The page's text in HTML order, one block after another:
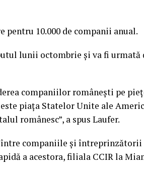
pentru 10.000 de companii anual.
lunii octombrie şi va fi urmată
companiilor româneşti pe
piaţa Statelor Unite ale
românesc”, a spus Laufer.
între companiile şi
a acestora, filiala CCIR la